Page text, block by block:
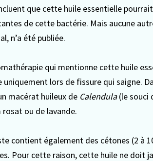
que cette huile essentielle
de cette bactérie. Mais aucune
n’a été publiée.
qui mentionne cette huile
uniquement lors de fissure qui saigne.
macérat huileux de Calendula(le souci
ou de lavande.
contient également des cétones (2 à
Pour cette raison, cette huile ne doit